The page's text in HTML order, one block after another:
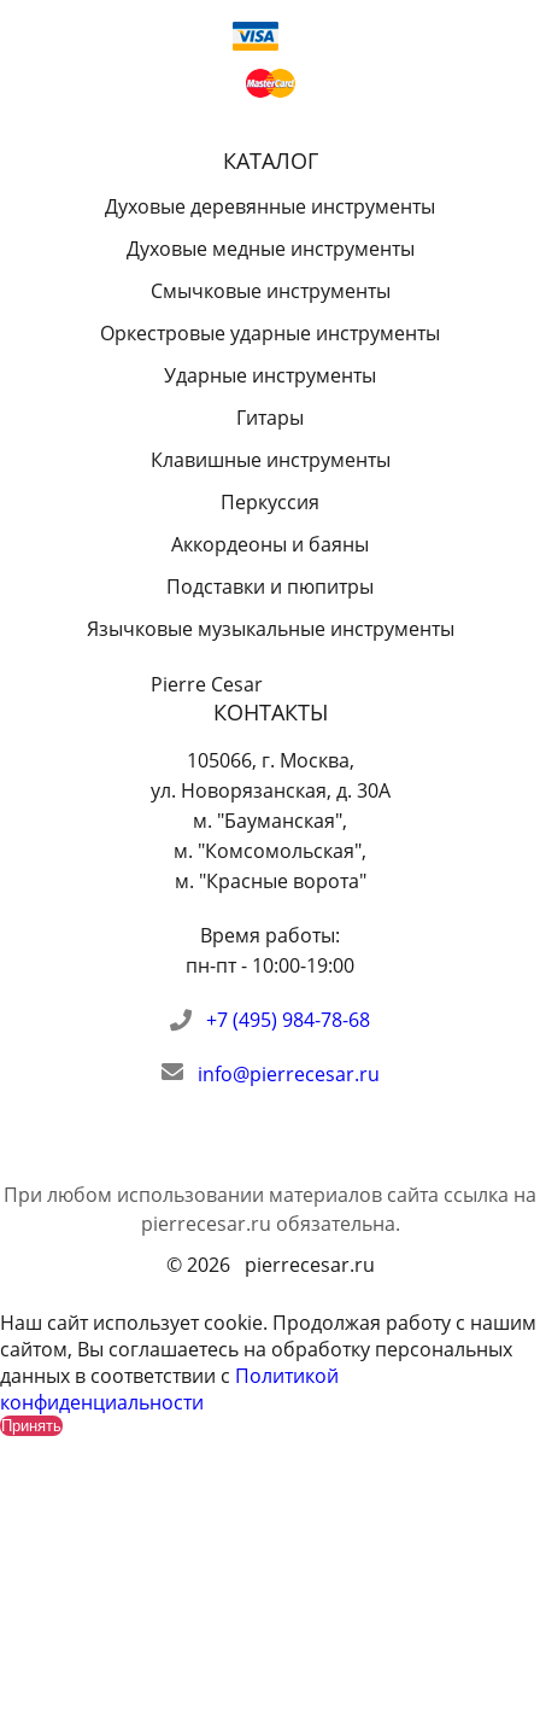
КАТАЛОГ
Духовые деревянные инструменты
Духовые медные инструменты
Смычковые инструменты
Оркестровые ударные инструменты
Ударные инструменты
Гитары
Клавишные инструменты
Перкуссия
Аккордеоны и баяны
Подставки и пюпитры
Язычковые музыкальные инструменты
Pierre Cesar
КОНТАКТЫ
105066, г. Москва,
ул. Новорязанская, д. 30А
м. "Бауманская",
м. "Комсомольская",
м. "Красные ворота"
Время работы:
пн-пт - 10:00-19:00
+7 (495) 984-78-68
info@pierrecesar.ru
При любом использовании материалов сайта ссылка на
pierrecesar.ru обязательна.
© 2026 pierrecesar.ru
Наш сайт использует cookie. Продолжая работу с нашим
сайтом, Вы соглашаетесь на обработку персональных
данных в соответствии с Политикой
конфиденциальности
Принять